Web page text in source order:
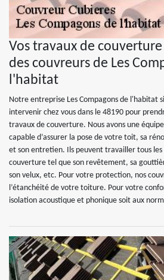
Vos travaux de
des couvreurs de Les
l'habitat
Notre entreprise Les Compagons de l'habitat
intervenir chez vous dans le 48190 pour
travaux de couverture. Nous avons une
capable d’assurer la pose de votre toit, sa
et son entretien. Ils peuvent travailler tous
couverture tel que son revêtement, sa
son velux, etc. Pour votre protection, nos
l’étanchéité de votre toiture. Pour votre
isolation acoustique et phonique soit aux